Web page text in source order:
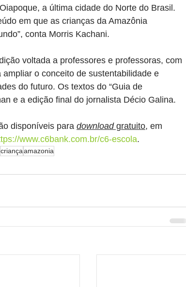
a última cidade do Norte do Brasil.
em que as crianças da Amazônia
conta Morris Kachani.
voltada a professores e professoras, com
o conceito de sustentabilidade e
do futuro. Os textos do “Guia de
e a edição final do jornalista Décio Galina.
disponíveis para download gratuito, em
www.c6bank.com.br/c6-escola.
criançaamazonia